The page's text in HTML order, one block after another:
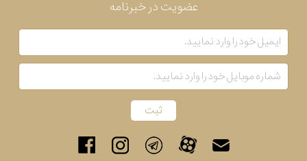
عضویت در خبرنامه